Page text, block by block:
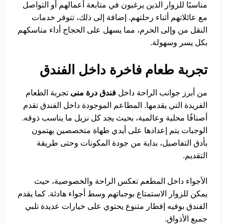
مناسبًا للزوار الذين يرغبون في متابعة أعمالهم أو التواصل
مع عائلاتهم أثناء رحلتهم. إضافة إلى ذلك، تتوفر خدمات
النقل من وإلى الحرم، مما يسهل على الحجاج أداء مناسكهم
بكل يسر وسهولة.
تجربة طعام فاخرة داخل الفندق
من أبرز جوانب الراحة داخل فندق درة منى تجربة الطعام
الفريدة التي يقدمها. المطاعم الموجودة داخل الفندق تقدم
أصنافًا محلية وعالمية، بحيث يجد كل نزيل ما يناسب ذوقه.
الوجبات يتم إعدادها على أيدي طهاة متخصصين يهتمون
بأدق التفاصيل، بداية من جودة المكونات وحتى طريقة
التقديم.
الأجواء داخل المطعم تعكس الراحة والخصوصية، حيث
يمكن للزوار الاستمتاع بوجباتهم وسط أجواء هادئة. كما يقدم
الفندق بوفيه إفطار متنوع يحتوي على خيارات عديدة تلبي
جميع الأذواق.